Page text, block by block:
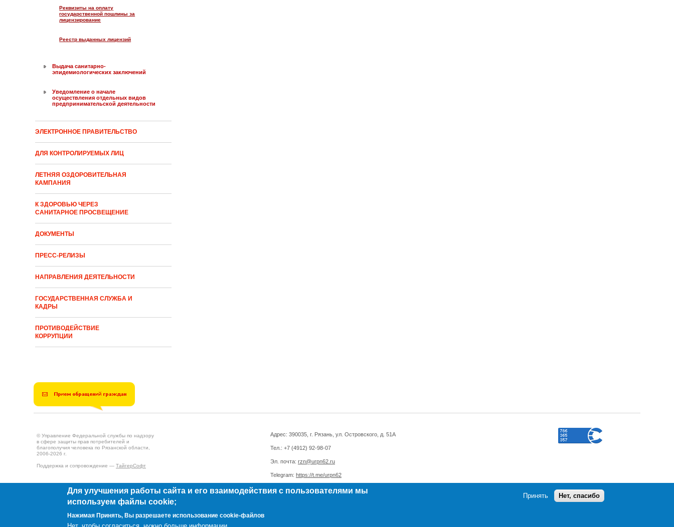
Реквизиты на оплату
государственной пошлины за
лицензирование
Реестр выданных лицензий
Выдача санитарно-
эпидемиологических заключений
Уведомление о начале
осуществления отдельных видов
предпринимательской деятельности
ЭЛЕКТРОННОЕ ПРАВИТЕЛЬСТВО
ДЛЯ КОНТРОЛИРУЕМЫХ ЛИЦ
ЛЕТНЯЯ ОЗДОРОВИТЕЛЬНАЯ
КАМПАНИЯ
К ЗДОРОВЬЮ ЧЕРЕЗ
САНИТАРНОЕ ПРОСВЕЩЕНИЕ
ДОКУМЕНТЫ
ПРЕСС-РЕЛИЗЫ
НАПРАВЛЕНИЯ ДЕЯТЕЛЬНОСТИ
ГОСУДАРСТВЕННАЯ СЛУЖБА И
КАДРЫ
ПРОТИВОДЕЙСТВИЕ
КОРРУПЦИИ
© Управление Федеральной службы по надзору
в сфере защиты прав потребителей и
благополучия человека по Рязанской области,
2006-2026 г.
Поддержка и сопровождение — ТайгерСофт
Адрес: 390035, г. Рязань, ул. Островского, д. 51А
Тел.: +7 (4912) 92-98-07
Эл. почта: rzn@urpn62.ru
Telegram: https://t.me/urpn62
Создано наDrupal
Для улучшения работы сайта и его взаимодействия с пользователями мы
используем файлы cookie;
Нажимая Принять, Вы разрешаете использование cookie-файлов
Принять Нет, спасибо